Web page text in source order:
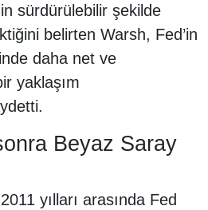
sürdürülebilir şekilde
belirten Warsh, Fed’in
daha net ve
yaklaşım
Beyaz Saray
yılları arasında Fed